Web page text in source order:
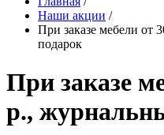
Наши акции /
При заказе мебели от
подарок
При заказе
р.,